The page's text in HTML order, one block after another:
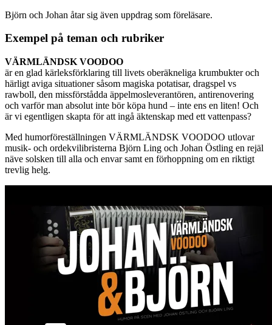
Björn och Johan åtar sig även uppdrag som föreläsare.
Exempel på teman och rubriker
VÄRMLÄNDSK VOODOO
är en glad kärleksförklaring till livets oberäkneliga krumbukter och
härligt aviga situationer såsom magiska potatisar, dragspel vs
rawboll, den missförstådda äppelmosleverantören, antirenovering
och varför man absolut inte bör köpa hund – inte ens en liten! Och
är vi egentligen skapta för att ingå äktenskap med ett vattenpass?
Med humorföreställningen VÄRMLÄNDSK VOODOO utlovar
musik- och ordekvilibristerna Björn Ling och Johan Östling en rejäl
näve solsken till alla och envar samt en förhoppning om en riktigt
trevlig helg.